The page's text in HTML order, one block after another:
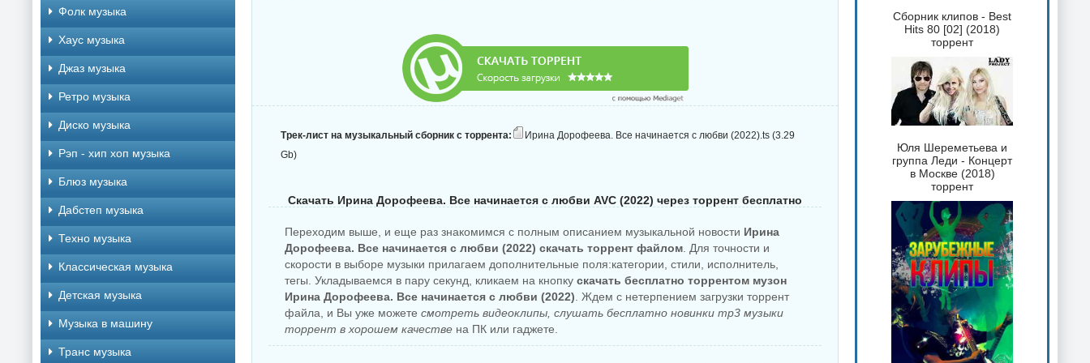
Трек-лист на музыкальный сборник с торрента:
Ирина Дорофеева. Все начинается с любви (2022).ts (3.29
Gb)
Скачать Ирина Дорофеева. Все начинается с любви AVC (2022) через торрент бесплатно
Переходим выше, и еще раз знакомимся с полным описанием музыкальной новости Ирина
Дорофеева. Все начинается с любви (2022) скачать торрент файлом. Для точности и
скорости в выборе музыки прилагаем дополнительные поля:категории, стили, исполнитель,
тегы. Укладываемся в пару секунд, кликаем на кнопку скачать бесплатно торрентом музон
Ирина Дорофеева. Все начинается с любви (2022). Ждем с нетерпением загрузки торрент
файла, и Вы уже можете смотреть видеоклипы, слушать бесплатно новинки mp3 музыки
торрент в хорошем качестве на ПК или гаджете.
Фолк музыка
Хаус музыка
Джаз музыка
Ретро музыка
Диско музыка
Рэп - хип хоп музыка
Блюз музыка
Дабстеп музыка
Техно музыка
Классическая музыка
Детская музыка
Музыка в машину
Транс музыка
Сборник клипов - Best
Hits 80 [02] (2018)
торрент
Юля Шереметьева и
группа Леди - Концерт
в Москве (2018)
торрент